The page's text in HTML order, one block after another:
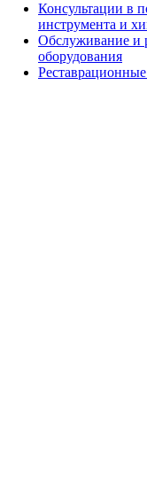
Консультации в
инструмента и
Обслуживание и
оборудования